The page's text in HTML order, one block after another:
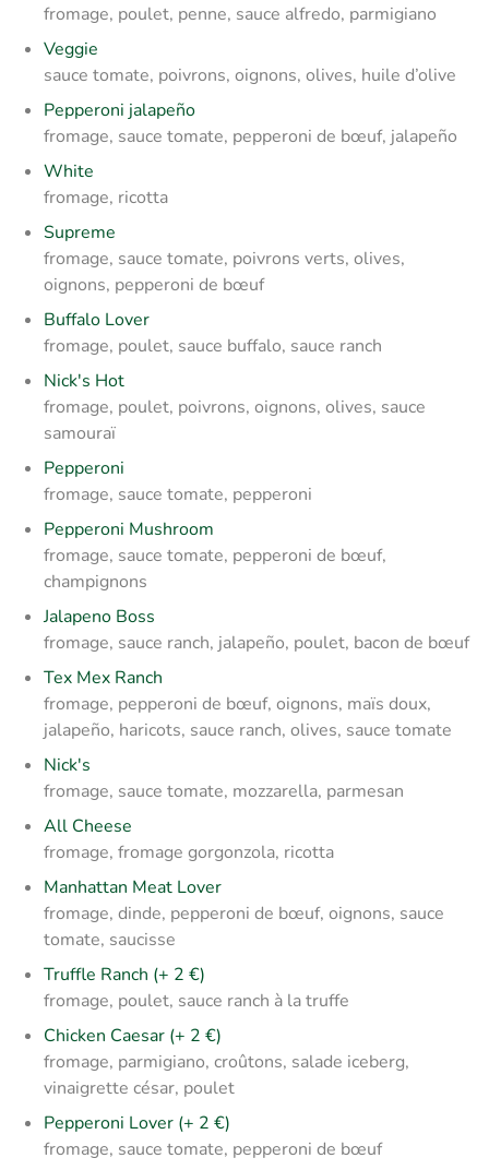
fromage, poulet, penne, sauce alfredo, parmigiano
Veggie
sauce tomate, poivrons, oignons, olives, huile d’olive
Pepperoni jalapeño
fromage, sauce tomate, pepperoni de bœuf, jalapeño
White
fromage, ricotta
Supreme
fromage, sauce tomate, poivrons verts, olives,
oignons, pepperoni de bœuf
Buffalo Lover
fromage, poulet, sauce buffalo, sauce ranch
Nick's Hot
fromage, poulet, poivrons, oignons, olives, sauce
samouraï
Pepperoni
fromage, sauce tomate, pepperoni
Pepperoni Mushroom
fromage, sauce tomate, pepperoni de bœuf,
champignons
Jalapeno Boss
fromage, sauce ranch, jalapeño, poulet, bacon de bœuf
Tex Mex Ranch
fromage, pepperoni de bœuf, oignons, maïs doux,
jalapeño, haricots, sauce ranch, olives, sauce tomate
Nick's
fromage, sauce tomate, mozzarella, parmesan
All Cheese
fromage, fromage gorgonzola, ricotta
Manhattan Meat Lover
fromage, dinde, pepperoni de bœuf, oignons, sauce
tomate, saucisse
Truffle Ranch (+ 2 €)
fromage, poulet, sauce ranch à la truffe
Chicken Caesar (+ 2 €)
fromage, parmigiano, croûtons, salade iceberg,
vinaigrette césar, poulet
Pepperoni Lover (+ 2 €)
fromage, sauce tomate, pepperoni de bœuf